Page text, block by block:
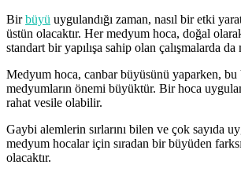
Birbüyü uygulandığı zaman, nasıl bir etki
üstün olacaktır. Her medyum hoca, doğal
standart bir yapılışa sahip olan çalışmalarda
Medyum hoca, canbar büyüsünü yaparken,
medyumların önemi büyüktür. Bir hoca
rahat vesile olabilir.
Gaybi alemlerin sırlarını bilen ve çok sayıda
medyum hocalar için sıradan bir büyüden
olacaktır.